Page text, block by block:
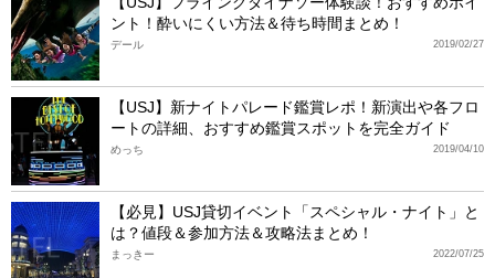
ント！酔いにくい方法＆待ち時間まとめ！
2019/02/27
デール
【USJ】新ナイトパレード鑑賞レポ！新演出や各フロ
ートの詳細、おすすめ鑑賞スポットを完全ガイド
2019/04/10
めっち
【必見】USJ貸切イベント「スペシャル・ナイト」と
は？値段＆参加方法＆攻略法まとめ！
2022/07/25
まっきー